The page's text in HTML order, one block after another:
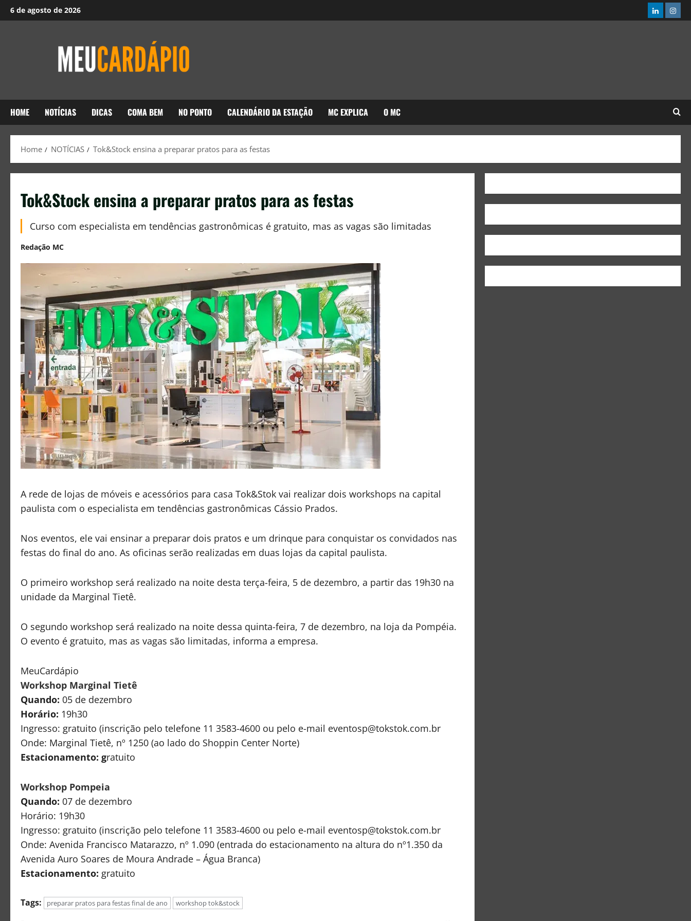
6 de agosto de 2026
HOME NOTÍCIAS DICAS COMA BEM NO PONTO CALENDÁRIO DA ESTAÇÃO MC EXPLICA O MC
Home NOTÍCIAS Tok&Stock ensina a preparar pratos para as festas
Tok&Stock ensina a preparar pratos para as festas
Curso com especialista em tendências gastronômicas é gratuito, mas as vagas são limitadas
Redação MC
A rede de lojas de móveis e acessórios para casa Tok&Stok vai realizar dois workshops na capital
paulista com o especialista em tendências gastronômicas Cássio Prados.
Nos eventos, ele vai ensinar a preparar dois pratos e um drinque para conquistar os convidados nas
festas do final do ano. As oficinas serão realizadas em duas lojas da capital paulista.
O primeiro workshop será realizado na noite desta terça-feira, 5 de dezembro, a partir das 19h30 na
unidade da Marginal Tietê.
O segundo workshop será realizado na noite dessa quinta-feira, 7 de dezembro, na loja da Pompéia.
O evento é gratuito, mas as vagas são limitadas, informa a empresa.
MeuCardápio
Workshop Marginal Tietê
Quando: 05 de dezembro
Horário: 19h30
Ingresso: gratuito (inscrição pelo telefone 11 3583-4600 ou pelo e-mail eventosp@tokstok.com.br
Onde: Marginal Tietê, nº 1250 (ao lado do Shoppin Center Norte)
Estacionamento: gratuito
Workshop Pompeia
Quando: 07 de dezembro
Horário: 19h30
Ingresso: gratuito (inscrição pelo telefone 11 3583-4600 ou pelo e-mail eventosp@tokstok.com.br
Onde: Avenida Francisco Matarazzo, nº 1.090 (entrada do estacionamento na altura do nº1.350 da
Avenida Auro Soares de Moura Andrade – Água Branca)
Estacionamento: gratuito
Tags: preparar pratos para festas final de ano workshop tok&stock